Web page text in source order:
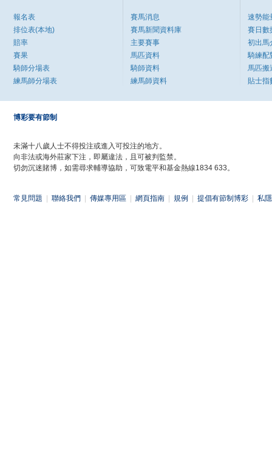
報名表
排位表(本地)
賠率
賽果
騎師分場表
練馬師分場表
賽馬消息
賽馬新聞資料庫
主要賽事
馬匹資料
騎師資料
練馬師資料
速勢能
賽日數
初出馬
騎練配
馬匹搬
貼士指
博彩要有節制
未滿十八歲人士不得投注或進入可投注的地方。
向非法或海外莊家下注，即屬違法，且可被判監禁。
切勿沉迷賭博，如需尋求輔導協助，可致電平和基金熱線1834 633。
常見問題 聯絡我們 傳媒專用區 網頁指南 規例 提倡有節制博彩 私